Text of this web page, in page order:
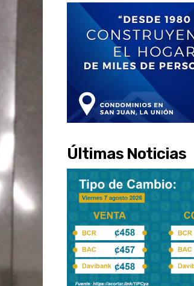
Últimas Noticias